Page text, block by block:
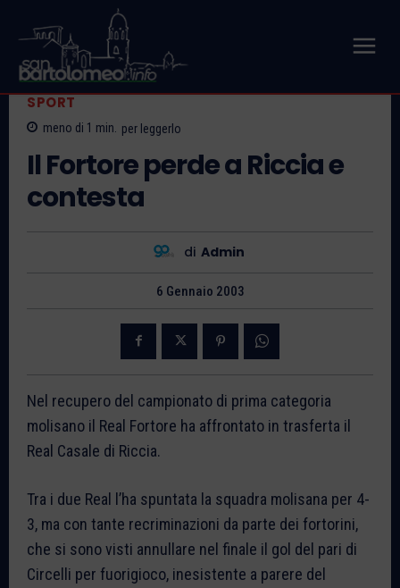
SPORT
meno di 1 min. per leggerlo
Il Fortore perde a Riccia e
contesta
di Admin
6 Gennaio 2003
Nel recupero del campionato di prima categoria
molisano il Real Fortore ha affrontato in trasferta il
Real Casale di Riccia.
Tra i due Real l’ha spuntata la squadra molisana per 4-
3, ma con tante recriminazioni da parte dei fortorini,
che si sono visti annullare nel finale il gol del pari di
Circelli per fuorigioco, inesistente a parere del